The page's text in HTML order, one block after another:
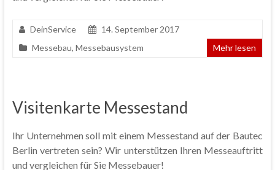
DeinService
14. September 2017
Messebau, Messebausystem Mehr lesen
Visitenkarte Messestand
Ihr Unternehmen soll mit einem Messestand auf der Bautec
Berlin vertreten sein? Wir unterstützen Ihren Messeauftritt
und vergleichen für Sie Messebauer!